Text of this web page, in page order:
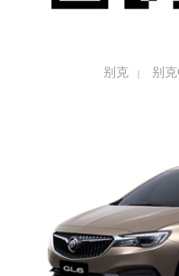
能力进一步升级，
持中途打断、多轮
境，更贴近日常交
系统打通是当下主
别克 别